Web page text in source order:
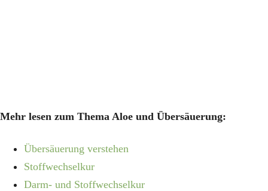
Mehr lesen zum Thema Aloe und Übersäuerung:
Übersäuerung verstehen
Stoffwechselkur
Darm- und Stoffwechselkur